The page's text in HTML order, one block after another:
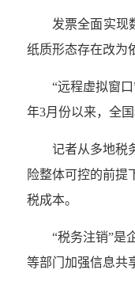
发票全面实现
纸质形态存在改为
“远程虚拟窗
年3月份以来，全
记者从多地税
险整体可控的前提
税成本。
“税务注销”是
等部门加强信息共